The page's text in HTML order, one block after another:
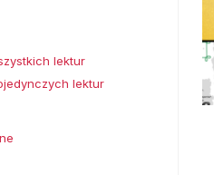
lektur
lektur